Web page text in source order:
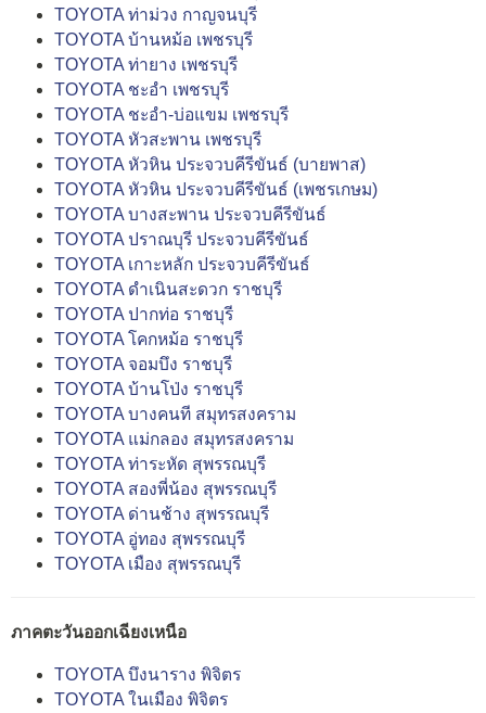
TOYOTA ท่าม่วง กาญจนบุรี
TOYOTA บ้านหม้อ เพชรบุรี
TOYOTA ท่ายาง เพชรบุรี
TOYOTA ชะอำ เพชรบุรี
TOYOTA ชะอำ-บ่อแขม เพชรบุรี
TOYOTA หัวสะพาน เพชรบุรี
TOYOTA หัวหิน ประจวบคีรีขันธ์ (บายพาส)
TOYOTA หัวหิน ประจวบคีรีขันธ์ (เพชรเกษม)
TOYOTA บางสะพาน ประจวบคีรีขันธ์
TOYOTA ปราณบุรี ประจวบคีรีขันธ์
TOYOTA เกาะหลัก ประจวบคีรีขันธ์
TOYOTA ดำเนินสะดวก ราชบุรี
TOYOTA ปากท่อ ราชบุรี
TOYOTA โคกหม้อ ราชบุรี
TOYOTA จอมบึง ราชบุรี
TOYOTA บ้านโป่ง ราชบุรี
TOYOTA บางคนที สมุทรสงคราม
TOYOTA แม่กลอง สมุทรสงคราม
TOYOTA ท่าระหัด สุพรรณบุรี
TOYOTA สองพี่น้อง สุพรรณบุรี
TOYOTA ด่านช้าง สุพรรณบุรี
TOYOTA อู่ทอง สุพรรณบุรี
TOYOTA เมือง สุพรรณบุรี
ภาคตะวันออกเฉียงเหนือ
TOYOTA บึงนาราง พิจิตร
TOYOTA ในเมือง พิจิตร